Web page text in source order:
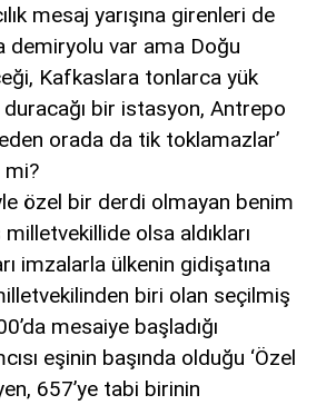
mesaj yarışına girenleri de
demiryolu var ama Doğu
Kafkaslara tonlarca yük
bir istasyon, Antrepo
orada da tik toklamazlar’
mi?
özel bir derdi olmayan benim
olsa aldıkları
imzalarla ülkenin gidişatına
biri olan seçilmiş
mesaiye başladığı
eşinin başında olduğu ‘Özel
657’ye tabi birinin